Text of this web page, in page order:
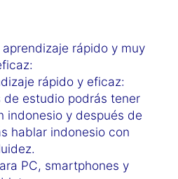
rápido y muy
rápido y eficaz:
estudio podrás tener
indonesio y después de
hablar indonesio con
PC, smartphones y